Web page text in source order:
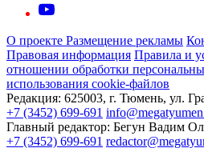
О проекте Размещение рекламы
Правовая информация Правила и
отношении обработки
использования cookie-файлов
Редакция: 625003, г. Тюмень, ул.
+7 (3452) 699-691
Главный редактор: Бегун Вадим
+7 (3452) 699-691